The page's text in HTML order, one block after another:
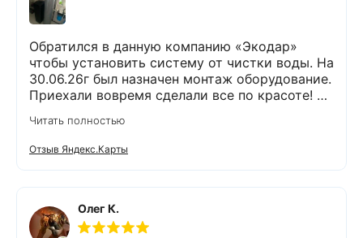
Обратился в данную компанию «Экодар»
чтобы установить систему от чистки воды. На
30.06.26г был назначен монтаж оборудование.
Приехали вовремя сделали все по красоте! Я
Читать полностью
Отзыв Яндекс.Карты
Олег К.